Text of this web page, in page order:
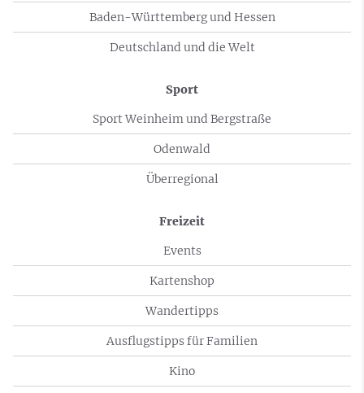
Baden-Württemberg und Hessen
Deutschland und die Welt
Sport
Sport Weinheim und Bergstraße
Odenwald
Überregional
Freizeit
Events
Kartenshop
Wandertipps
Ausflugstipps für Familien
Kino